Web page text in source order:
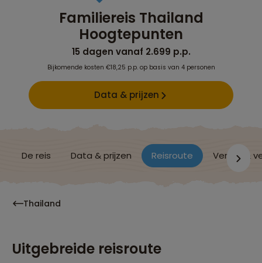
Familiereis Thailand
Hoogtepunten
15 dagen vanaf 2.699 p.p.
Bijkomende kosten €18,25 p.p. op basis van 4 personen
Data & prijzen
De reis Data & prijzen Reisroute Verblijf &
Thailand
Uitgebreide reisroute